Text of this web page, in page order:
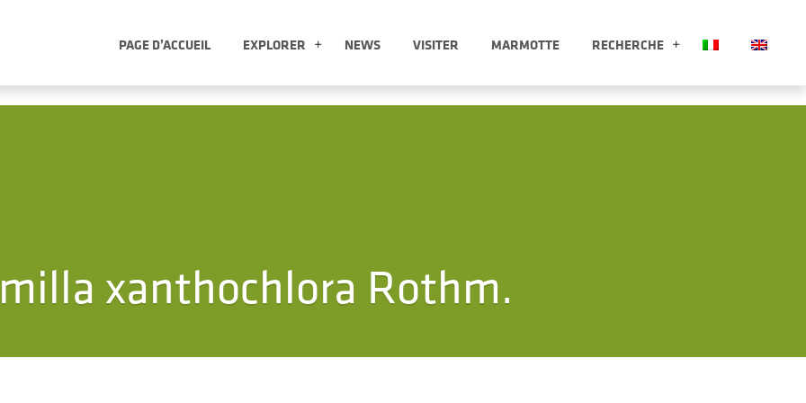
PAGE D’ACCUEIL EXPLORER NEWS VISITER MARMOTTE RECHERCHE
xanthochlora Rothm.